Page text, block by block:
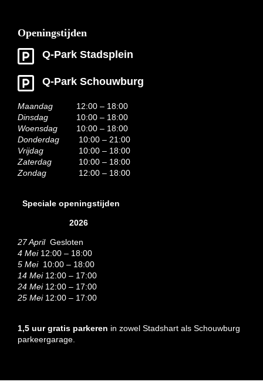
Openingstijden
Q-Park Stadsplein
Q-Park Schouwburg
Maandag
12:00 – 18:00
Dinsdag
10:00 – 18:00
Woensdag
10:00 – 18:00
Donderdag
10:00 – 21:00
Vrijdag
10:00 – 18:00
Zaterdag
10:00 – 18:00
Zondag
12:00 – 18:00
Speciale openingstijden
2026
27 AprilGesloten
4 Mei12:00 – 18:00
5 Mei10:00 – 18:00
14 Mei12:00 – 17:00
24 Mei12:00 – 17:00
25 Mei 12:00 – 17:00
1,5 uur gratis parkeren in zowel Stadshart als Schouwburg
parkeergarage.